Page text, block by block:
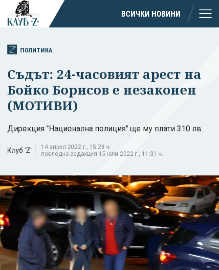
ВСИЧКИ НОВИНИ
ПОЛИТИКА
Съдът: 24-часовият арест на
Бойко Борисов е незаконен
(МОТИВИ)
Дирекция "Национална полиция" ще му плати 310 лв.
Клуб 'Z'
14 април 2022 г., 15:28 ч.
последна редакция 15 юли 2022 г., 11:31 ч.